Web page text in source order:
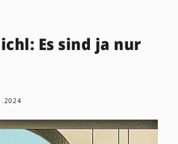
Es sind ja nur